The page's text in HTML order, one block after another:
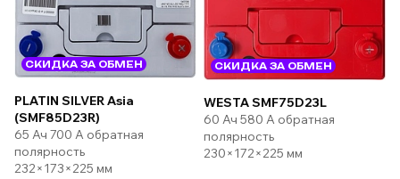
СКИДКА ЗА ОБМЕН
PLATIN SILVER Asia
(SMF85D23R)
65 Ач 700 А обратная
полярность
232×173×225 мм
СКИДКА ЗА ОБМЕН
WESTA SMF75D23L
60 Ач 580 А обратная
полярность
230×172×225 мм